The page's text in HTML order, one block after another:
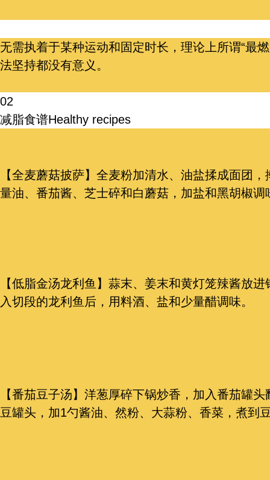
无需执着于某种运动和固定时长，理论上所谓“最
法坚持都没有意义。
02
减脂食谱Healthy recipes
【全麦蘑菇披萨】全麦粉加清水、油盐揉成面团
量油、番茄酱、芝士碎和白蘑菇，加盐和黑胡椒调
【低脂金汤龙利鱼】蒜末、姜末和黄灯笼辣酱放
入切段的龙利鱼后，用料酒、盐和少量醋调味。
【番茄豆子汤】洋葱厚碎下锅炒香，加入番茄罐
豆罐头，加1勺酱油、然粉、大蒜粉、香菜，煮到